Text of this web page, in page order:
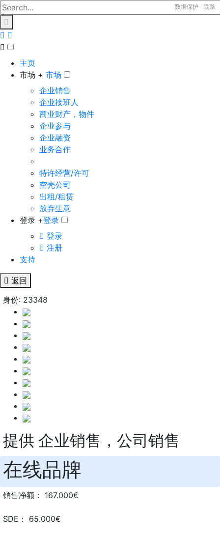
数据保护 联系
主页
市场 + 市场
企业销售
企业接班人
商业财产，物件
企业参与
企业融资
业务合作
特许经营/许可
空壳公司
出租/租赁
放弃生意
登录 +登录
登录
注册
支持
返回
身份: 23348
提供 企业销售，公司销售
在线品牌
销售净额： 167.000€
SDE： 65.000€